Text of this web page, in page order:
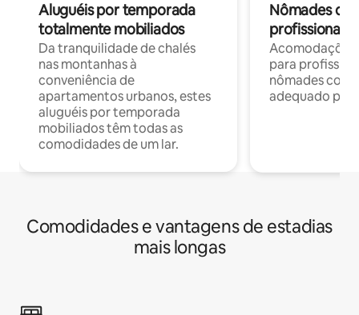
Aluguéis por temporada
totalmente mobiliados
Da tranquilidade de chalés
nas montanhas à
conveniência de
apartamentos urbanos, estes
aluguéis por temporada
mobiliados têm todas as
comodidades de um lar.
Nômades
profissionais
para
nômades com
adequado
Comodidades e vantagens de estadias
mais longas